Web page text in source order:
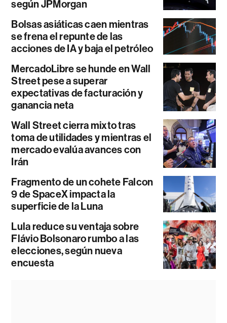
según JPMorgan
Bolsas asiáticas caen mientras
se frena el repunte de las
acciones de IA y baja el petróleo
MercadoLibre se hunde en Wall
Street pese a superar
expectativas de facturación y
ganancia neta
Wall Street cierra mixto tras
toma de utilidades y mientras el
mercado evalúa avances con
Irán
Fragmento de un cohete Falcon
9 de SpaceX impacta la
superficie de la Luna
Lula reduce su ventaja sobre
Flávio Bolsonaro rumbo a las
elecciones, según nueva
encuesta